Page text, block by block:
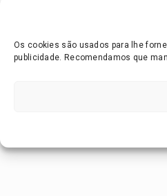
Os cookies são usados para lhe
publicidade. Recomendamos que